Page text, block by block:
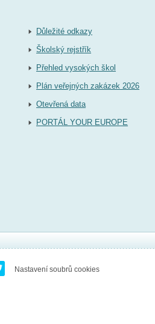
Důležité odkazy
Školský rejstřík
Přehled vysokých škol
Plán veřejných zakázek 2026
Otevřená data
PORTÁL YOUR EUROPE
Nastavení soubrů cookies